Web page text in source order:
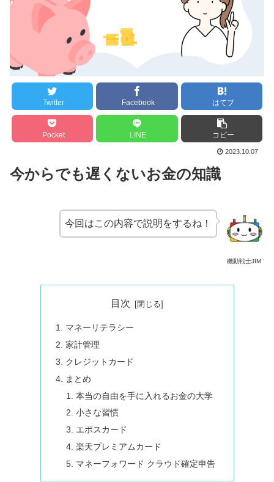
Twitter Facebook はてブ
Pocket LINE コピー
2023.10.07
今からでも遅くないお金の知識
機動戦士JIM
今回はこの内容で説明をするね！
目次
マネーリテラシー
家計管理
クレジットカード
まとめ
本当の自由を手に入れるお金の大学
小さな習慣
エポスカード
楽天プレミアムカード
マネーフォワード クラウド確定申告